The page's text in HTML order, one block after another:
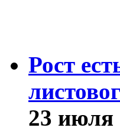
Рост
23 июля